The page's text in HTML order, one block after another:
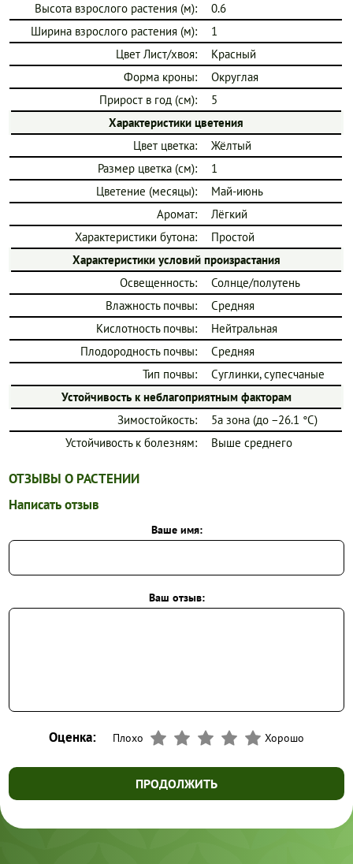
Высота взрослого растения (м):
0.6
Ширина взрослого растения (м):
1
Цвет Лист/хвоя:
Красный
Форма кроны:
Округлая
Прирост в год (см):
5
Характеристики цветения
Цвет цветка:
Жёлтый
Размер цветка (см):
1
Цветение (месяцы):
Май-июнь
Аромат:
Лёгкий
Характеристики бутона:
Простой
Характеристики условий произрастания
Освещенность:
Солнце/полутень
Влажность почвы:
Средняя
Кислотность почвы:
Нейтральная
Плодородность почвы:
Средняя
Тип почвы:
Суглинки, супесчаные
Устойчивость к неблагоприятным факторам
Зимостойкость:
5a зона (до −26.1 °C)
Устойчивость к болезням:
Выше среднего
ОТЗЫВЫ О РАСТЕНИИ
Написать отзыв
Ваше имя:
Ваш отзыв:
Оценка: Плохо Хорошо
ПРОДОЛЖИТЬ